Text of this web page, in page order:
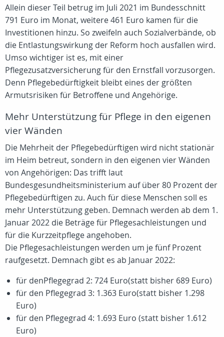
Allein dieser Teil betrug im Juli 2021 im Bundesschnitt
791 Euro im Monat, weitere 461 Euro kamen für die
Investitionen hinzu. So zweifeln auch Sozialverbände, ob
die Entlastungswirkung der Reform hoch ausfallen wird.
Umso wichtiger ist es, mit einer
Pflegezusatzversicherung für den Ernstfall vorzusorgen.
Denn Pflegebedürftigkeit bleibt eines der größten
Armutsrisiken für Betroffene und Angehörige.
Mehr Unterstützung für Pflege in den eigenen
vier Wänden
Die Mehrheit der Pflegebedürftigen wird nicht stationär
im Heim betreut, sondern in den eigenen vier Wänden
von Angehörigen: Das trifft laut
Bundesgesundheitsministerium auf über 80 Prozent der
Pflegebedürftigen zu. Auch für diese Menschen soll es
mehr Unterstützung geben. Demnach werden ab dem 1.
Januar 2022 die Beträge für Pflegesachleistungen und
für die Kurzzeitpflege angehoben.
Die Pflegesachleistungen werden um je fünf Prozent
raufgesetzt. Demnach gibt es ab Januar 2022:
für denPflegegrad 2: 724 Euro(statt bisher 689 Euro)
für den Pflegegrad 3: 1.363 Euro(statt bisher 1.298
Euro)
für den Pflegegrad 4: 1.693 Euro (statt bisher 1.612
Euro)